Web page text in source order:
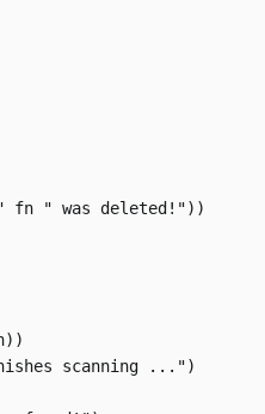
" was deleted!"))
scanning ...")